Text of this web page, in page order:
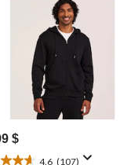
$
4.6 (107)